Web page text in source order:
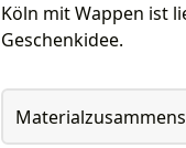
Köln mit Wappen ist
Geschenkidee.